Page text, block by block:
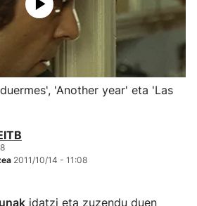
'Another year' eta 'Las
2011/10/14 - 11:08
idatzi eta zuzendu duen